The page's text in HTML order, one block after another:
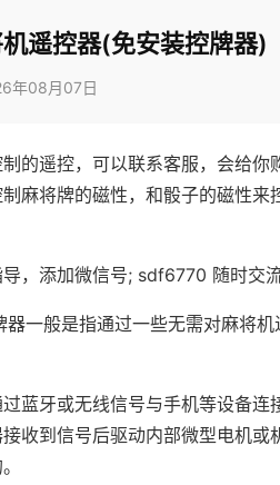
遥控器(免安装控牌器)
年08月07日
的遥控，可以联系客服，会给你
麻将牌的磁性，和骰子的磁性来
，添加微信号; sdf6770 随时交流
一般是指通过一些无需对麻将
蓝牙或无线信号与手机等设备连
收到信号后驱动内部微型电机或